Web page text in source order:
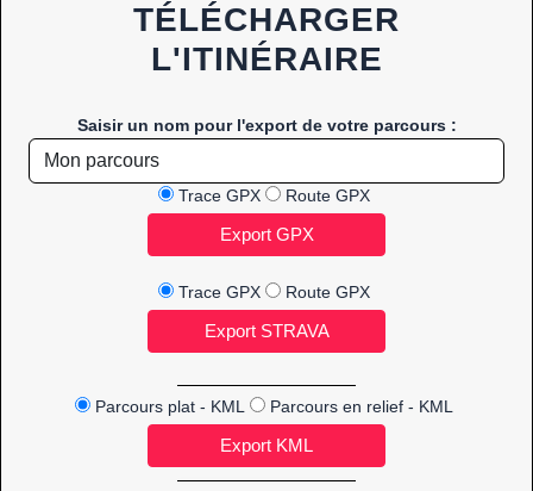
TÉLÉCHARGER
L'ITINÉRAIRE
Saisir un nom pour l'export de votre parcours :
Trace GPX Route GPX
Trace GPX Route GPX
Parcours plat - KML Parcours en relief - KML